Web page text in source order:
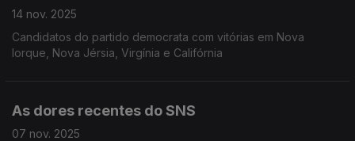
14 nov. 2025
Candidatos do partido democrata com vitórias em Nova
Iorque, Nova Jérsia, Virgínia e Califórnia
As dores recentes do SNS
07 nov. 2025